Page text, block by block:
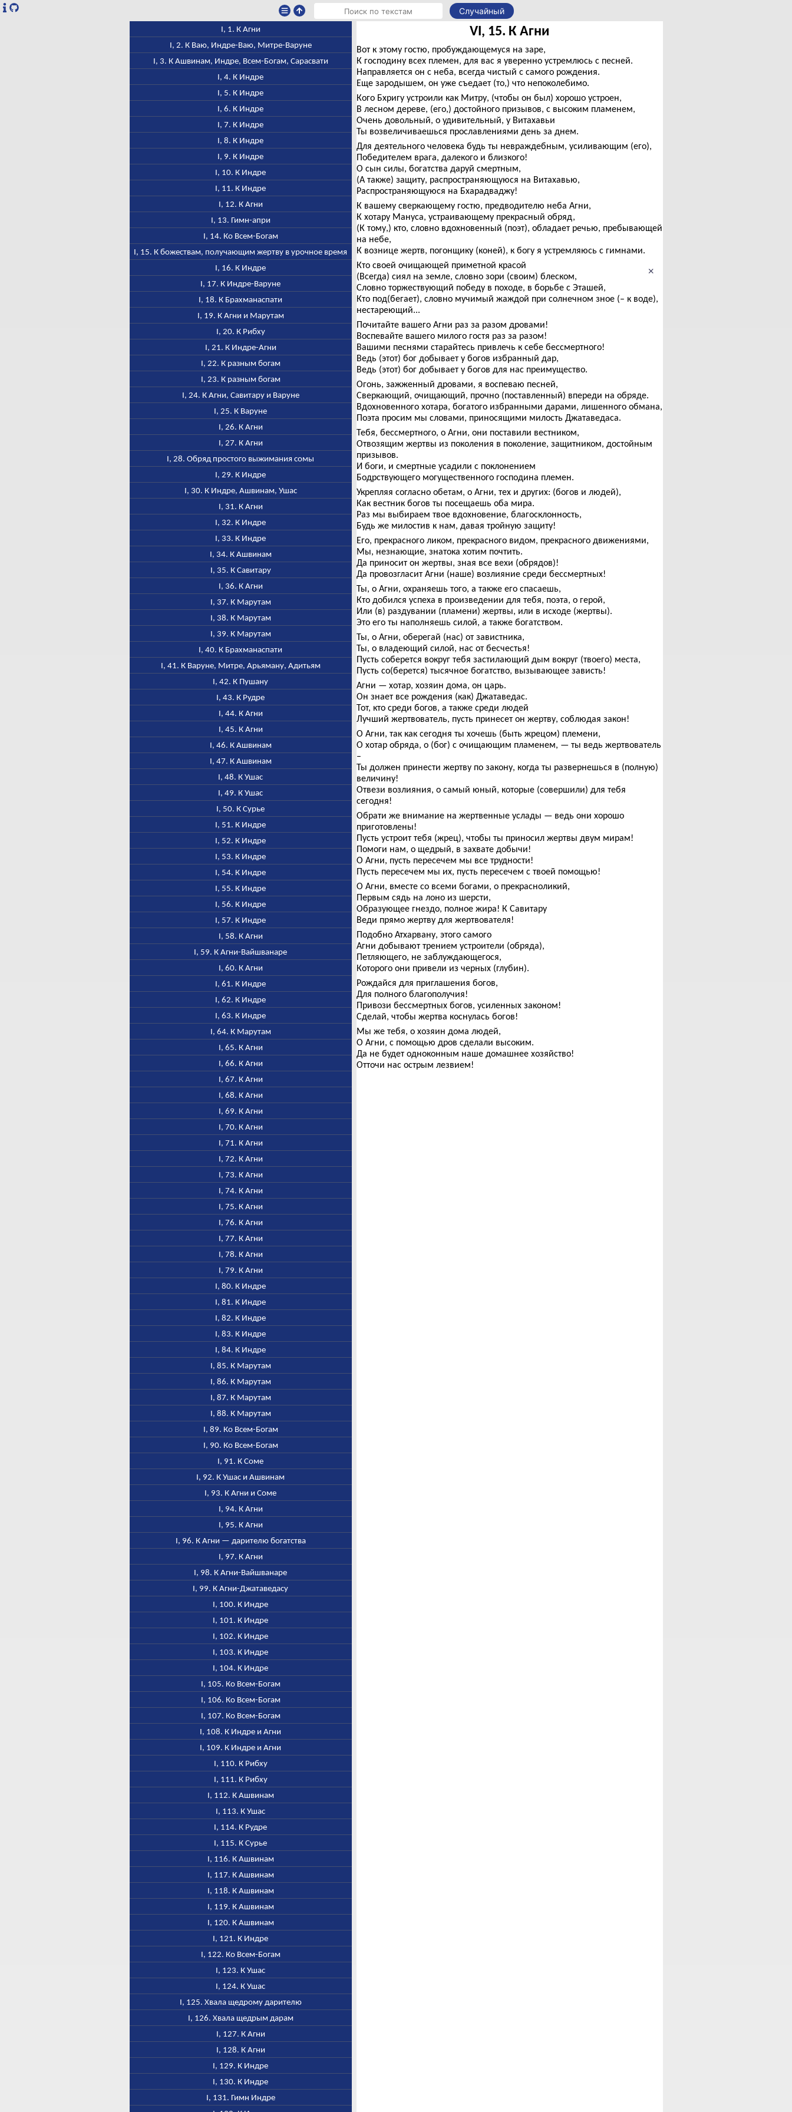
Случайный
I, 1. К Агни
I, 2. К Ваю, Индре-Ваю, Митре-Варуне
I, 3. К Ашвинам, Индре, Всем-Богам, Сарасвати
I, 4. К Индре
I, 5. К Индре
I, 6. К Индре
I, 7. К Индре
I, 8. К Индре
I, 9. К Индре
I, 10. К Индре
I, 11. К Индре
I, 12. К Агни
I, 13. Гимн-апри
I, 14. Ко Всем-Богам
I, 15. К божествам, получающим жертву в урочное время
I, 16. К Индре
I, 17. К Индре-Варуне
I, 18. К Брахманаспати
I, 19. К Агни и Марутам
I, 20. К Рибху
I, 21. К Индре-Агни
I, 22. К разным богам
I, 23. К разным богам
I, 24. К Агни, Савитару и Варуне
I, 25. К Варуне
I, 26. К Агни
I, 27. К Агни
I, 28. Обряд простого выжимания сомы
I, 29. К Индре
I, 30. К Индре, Ашвинам, Ушас
I, 31. К Агни
I, 32. К Индре
I, 33. К Индре
I, 34. К Ашвинам
I, 35. К Савитару
I, 36. К Агни
I, 37. К Марутам
I, 38. К Марутам
I, 39. К Марутам
I, 40. К Брахманаспати
I, 41. К Варуне, Митре, Арьяману, Адитьям
I, 42. К Пушану
I, 43. К Рудре
I, 44. К Агни
I, 45. К Агни
I, 46. К Ашвинам
I, 47. К Ашвинам
I, 48. К Ушас
I, 49. К Ушас
I, 50. К Сурье
I, 51. К Индре
I, 52. К Индре
I, 53. К Индре
I, 54. К Индре
I, 55. К Индре
I, 56. К Индре
I, 57. К Индре
I, 58. К Агни
I, 59. К Агни-Вайшванаре
I, 60. К Агни
I, 61. К Индре
I, 62. К Индре
I, 63. К Индре
I, 64. К Марутам
I, 65. К Агни
I, 66. К Агни
I, 67. К Агни
I, 68. К Агни
I, 69. К Агни
I, 70. К Агни
I, 71. К Агни
I, 72. К Агни
I, 73. К Агни
I, 74. К Агни
I, 75. К Агни
I, 76. К Агни
I, 77. К Агни
I, 78. К Агни
I, 79. К Агни
I, 80. К Индре
I, 81. К Индре
I, 82. К Индре
I, 83. К Индре
I, 84. К Индре
I, 85. К Марутам
I, 86. К Марутам
I, 87. К Марутам
I, 88. К Марутам
I, 89. Ко Всем-Богам
I, 90. Ко Всем-Богам
I, 91. К Соме
I, 92. К Ушас и Ашвинам
I, 93. К Агни и Соме
I, 94. К Агни
I, 95. К Агни
I, 96. К Агни — дарителю богатства
I, 97. К Агни
I, 98. К Агни-Вайшванаре
I, 99. К Агни-Джатаведасу
I, 100. К Индре
I, 101. К Индре
I, 102. К Индре
I, 103. К Индре
I, 104. К Индре
I, 105. Ко Всем-Богам
I, 106. Ко Всем-Богам
I, 107. Ко Всем-Богам
I, 108. К Индре и Агни
I, 109. К Индре и Агни
I, 110. К Рибху
I, 111. К Рибху
I, 112. К Ашвинам
I, 113. К Ушас
I, 114. К Рудре
I, 115. К Сурье
I, 116. К Ашвинам
I, 117. К Ашвинам
I, 118. К Ашвинам
I, 119. К Ашвинам
I, 120. К Ашвинам
I, 121. К Индре
I, 122. Ко Всем-Богам
I, 123. К Ушас
I, 124. К Ушас
I, 125. Хвала щедрому дарителю
I, 126. Хвала щедрым дарам
I, 127. К Агни
I, 128. К Агни
I, 129. К Индре
I, 130. К Индре
I, 131. Гимн Индре
×
VI, 15. К Агни
Вот к этому гостю, пробуждающемуся на заре,
К господину всех племен, для вас я уверенно устремлюсь с песней.
Направляется он с неба, всегда чистый с самого рождения.
Еще зародышем, он уже съедает (то,) что непоколебимо.
Кого Бхригу устроили как Митру, (чтобы он был) хорошо устроен,
В лесном дереве, (его,) достойного призывов, с высоким пламенем,
Очень довольный, о удивительный, у Витахавьи
Ты возвеличиваешься прославлениями день за днем.
Для деятельного человека будь ты невраждебным, усиливающим (его),
Победителем врага, далекого и близкого!
О сын силы, богатства даруй смертным,
(А также) защиту, распространяющуюся на Витахавью,
Распространяющуюся на Бхарадваджу!
К вашему сверкающему гостю, предводителю неба Агни,
К хотару Мануса, устраивающему прекрасный обряд,
(К тому,) кто, словно вдохновенный (поэт), обладает речью, пребывающей
на небе,
К вознице жертв, погонщику (коней), к богу я устремляюсь с гимнами.
Кто своей очищающей приметной красой
(Всегда) сиял на земле, словно зори (своим) блеском,
Словно торжествующий победу в походе, в борьбе с Эташей,
Кто под(бегает), словно мучимый жаждой при солнечном зное (– к воде),
нестареющий...
Почитайте вашего Агни раз за разом дровами!
Воспевайте вашего милого гостя раз за разом!
Вашими песнями старайтесь привлечь к себе бессмертного!
Ведь (этот) бог добывает у богов избранный дар,
Ведь (этот) бог добывает у богов для нас преимущество.
Огонь, зажженный дровами, я воспеваю песней,
Сверкающий, очищающий, прочно (поставленный) впереди на обряде.
Вдохновенного хотара, богатого избранными дарами, лишенного обмана,
Поэта просим мы словами, приносящими милость Джатаведаса.
Тебя, бессмертного, о Агни, они поставили вестником,
Отвозящим жертвы из поколения в поколение, защитником, достойным
призывов.
И боги, и смертные усадили с поклонением
Бодрствующего могущественного господина племен.
Укрепляя согласно обетам, о Агни, тех и других: (богов и людей),
Как вестник богов ты посещаешь оба мира.
Раз мы выбираем твое вдохновение, благосклонность,
Будь же милостив к нам, давая тройную защиту!
Его, прекрасного ликом, прекрасного видом, прекрасного движениями,
Мы, незнающие, знатока хотим почтить.
Да приносит он жертвы, зная все вехи (обрядов)!
Да провозгласит Агни (наше) возлияние среди бессмертных!
Ты, о Агни, охраняешь того, а также его спасаешь,
Кто добился успеха в произведении для тебя, поэта, о герой,
Или (в) раздувании (пламени) жертвы, или в исходе (жертвы).
Это его ты наполняешь силой, а также богатством.
Ты, о Агни, оберегай (нас) от завистника,
Ты, о владеющий силой, нас от бесчестья!
Пусть соберется вокруг тебя застилающий дым вокруг (твоего) места,
Пусть со(берется) тысячное богатство, вызывающее зависть!
Агни — хотар, хозяин дома, он царь.
Он знает все рождения (как) Джатаведас.
Тот, кто среди богов, а также среди людей
Лучший жертвователь, пусть принесет он жертву, соблюдая закон!
О Агни, так как сегодня ты хочешь (быть жрецом) племени,
О хотар обряда, о (бог) с очищающим пламенем, — ты ведь жертвователь
–
Ты должен принести жертву по закону, когда ты развернешься в (полную)
величину!
Отвези возлияния, о самый юный, которые (совершили) для тебя
сегодня!
Обрати же внимание на жертвенные услады — ведь они хорошо
приготовлены!
Пусть устроит тебя (жрец), чтобы ты приносил жертвы двум мирам!
Помоги нам, о щедрый, в захвате добычи!
О Агни, пусть пересечем мы все трудности!
Пусть пересечем мы их, пусть пересечем с твоей помощью!
О Агни, вместе со всеми богами, о прекрасноликий,
Первым сядь на лоно из шерсти,
Образующее гнездо, полное жира! К Савитару
Веди прямо жертву для жертвователя!
Подобно Атхарвану, этого самого
Агни добывают трением устроители (обряда),
Петляющего, не заблуждающегося,
Которого они привели из черных (глубин).
Рождайся для приглашения богов,
Для полного благополучия!
Привози бессмертных богов, усиленных законом!
Сделай, чтобы жертва коснулась богов!
Мы же тебя, о хозяин дома людей,
О Агни, с помощью дров сделали высоким.
Да не будет одноконным наше домашнее хозяйство!
Отточи нас острым лезвием!